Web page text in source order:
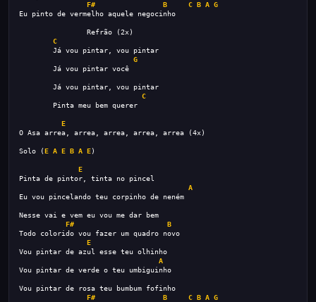
F#
B C B A G
Eu pinto de vermelho aquele negocinho
Refrão (2x)
C
Já vou pintar, vou pintar
G
Já vou pintar você
Já vou pintar, vou pintar
C
Pinta meu bem querer
E
O Asa arrea, arrea, arrea, arrea, arrea (4x)
Solo (E A E B A E)
E
Pinta de pintor, tinta no pincel
A
Eu vou pincelando teu corpinho de neném
Nesse vai e vem eu vou me dar bem
F#
B
Todo colorido vou fazer um quadro novo
E
Vou pintar de azul esse teu olhinho
A
Vou pintar de verde o teu umbiguinho
Vou pintar de rosa teu bumbum fofinho
F#
B C B A G